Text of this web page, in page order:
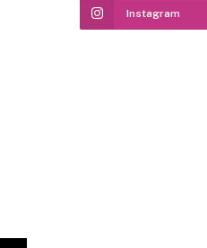
Instagram